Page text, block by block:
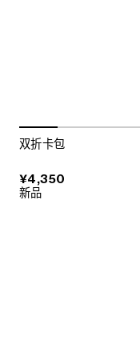
双折卡包
¥4,350
新品